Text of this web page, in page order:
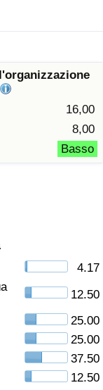
16,00
8,00
Basso
4.17
12.50
25.00
25.00
37.50
12.50